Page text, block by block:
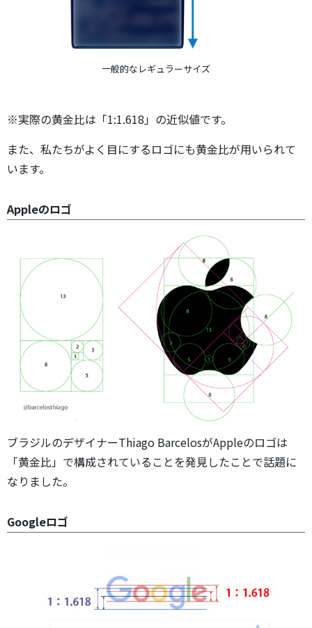
一般的なレギュラーサイズ
※実際の黄金比は「1:1.618」の近似値です。
また、私たちがよく目にするロゴにも黄金比が用いられて
います。
Appleのロゴ
ブラジルのデザイナーThiago BarcelosがAppleのロゴは
「黄金比」で構成されていることを発見したことで話題に
なりました。
Googleロゴ